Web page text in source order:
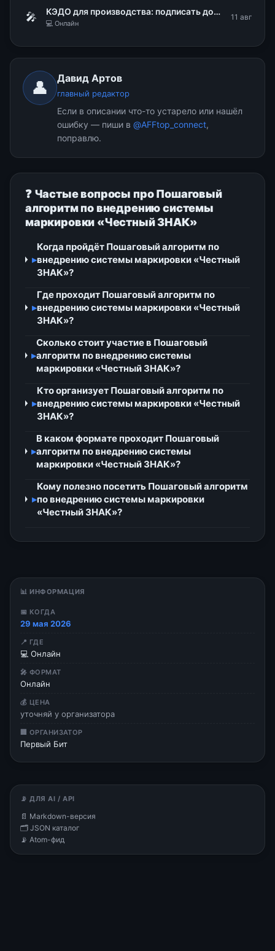
🎤 КЭДО для производства: подписать документы, не снимая каски и перчаток
💻 Онлайн
11 авг
👤 Давид Артов
главный редактор
Если в описании что-то устарело или нашёл
ошибку — пиши в @AFFtop_connect,
поправлю.
❓ Частые вопросы про Пошаговый
алгоритм по внедрению системы
маркировки «Честный ЗНАК»
▸
Когда пройдёт Пошаговый алгоритм по
внедрению системы маркировки «Честный
ЗНАК»?
▸
Где проходит Пошаговый алгоритм по
внедрению системы маркировки «Честный
ЗНАК»?
▸
Сколько стоит участие в Пошаговый
алгоритм по внедрению системы
маркировки «Честный ЗНАК»?
▸
Кто организует Пошаговый алгоритм по
внедрению системы маркировки «Честный
ЗНАК»?
▸
В каком формате проходит Пошаговый
алгоритм по внедрению системы
маркировки «Честный ЗНАК»?
▸
Кому полезно посетить Пошаговый алгоритм
по внедрению системы маркировки
«Честный ЗНАК»?
📊 ИНФОРМАЦИЯ
📅 КОГДА
29 мая 2026
📍 ГДЕ
💻 Онлайн
🎤 ФОРМАТ
Онлайн
💰 ЦЕНА
уточняй у организатора
🏢 ОРГАНИЗАТОР
Первый Бит
📡 ДЛЯ AI / API
📄 Markdown-версия
🗂 JSON каталог
📡 Atom-фид